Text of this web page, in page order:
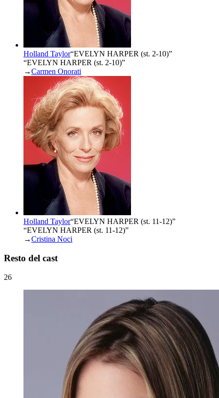
Holland Taylor“EVELYN HARPER (st. 2-10)”
“EVELYN HARPER (st. 2-10)”
→Carmen Onorati
Holland Taylor“EVELYN HARPER (st. 11-12)”
“EVELYN HARPER (st. 11-12)”
→Cristina Noci
Resto del cast
26